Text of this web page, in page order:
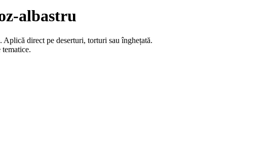
albastru
Aplică direct pe deserturi, torturi sau înghețată.